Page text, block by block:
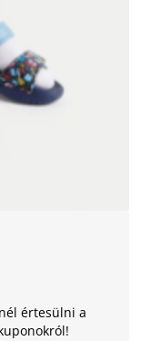
értesülni a